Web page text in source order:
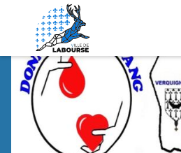
Aller au menu
Accueil
Panneau de gestion des cookies